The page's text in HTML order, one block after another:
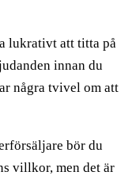
lukrativt att titta på
innan du
några tvivel om att
bör du
villkor, men det är